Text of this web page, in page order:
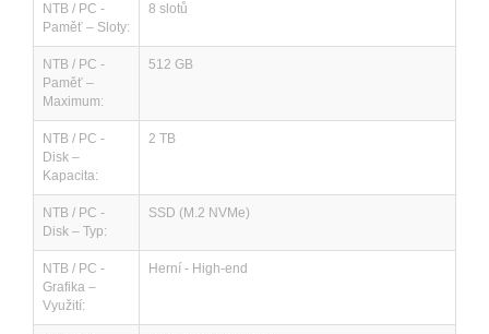
NTB / PC -
Paměť – Sloty:
8 slotů
NTB / PC -
Paměť –
Maximum:
512 GB
NTB / PC -
Disk –
Kapacita:
2 TB
NTB / PC -
Disk – Typ:
SSD (M.2 NVMe)
NTB / PC -
Grafika –
Využití:
Herní - High-end